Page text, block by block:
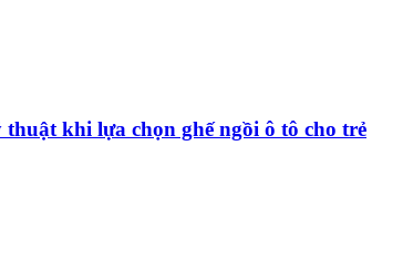
khi lựa chọn ghế ngồi ô tô cho trẻ